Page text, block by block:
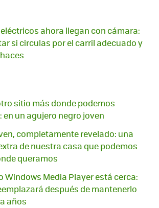
ahora llegan con cámara:
si circulas por el carril adecuado y
sitio más donde podemos
un agujero negro joven
completamente revelado: una
de nuestra casa que podemos
queramos
Windows Media Player está cerca:
después de mantenerlo
años